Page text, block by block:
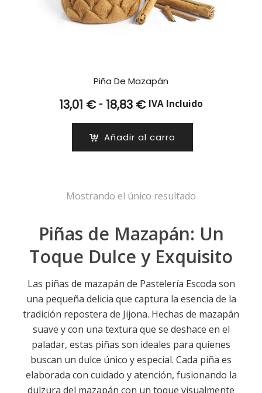
Piñas de Mazapán: Un
Toque Dulce y Exquisito
Las piñas de mazapán de Pastelería Escoda son
una pequeña delicia que captura la esencia de la
tradición repostera de Jijona. Hechas de mazapán
suave y con una textura que se deshace en el
paladar, estas piñas son ideales para quienes
buscan un dulce único y especial. Cada piña es
elaborada con cuidado y atención, fusionando la
dulzura del mazapán con un toque visualmente
Piña De Mazapán
13,01 € - 18,83 €Rango
precios:
desde
IVA Incluido
Añadir al carro
Mostrando el único resultado